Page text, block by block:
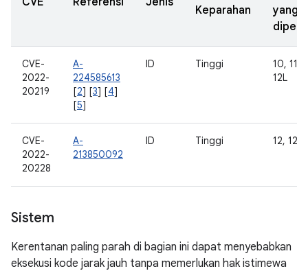
Keparahan
yang
CVE-
2022-
20219
A-
224585613
[2] [3] [4]
[5]
ID Tinggi
10, 11,
12L
CVE-
2022-
20228
A-
213850092
ID Tinggi 12, 12L
Sistem
Kerentanan paling parah di bagian ini dapat menyebabkan
eksekusi kode jarak jauh tanpa memerlukan hak istimewa